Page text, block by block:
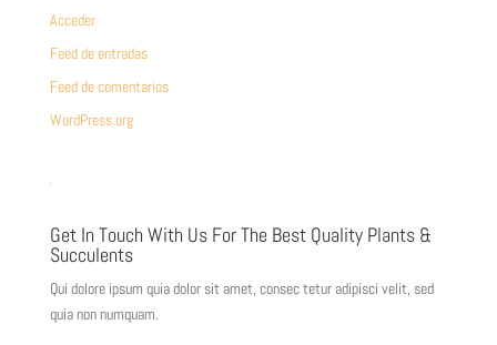
Acceder
Feed de entradas
Feed de comentarios
WordPress.org
Get In Touch With Us For The Best Quality Plants &
Succulents
Qui dolore ipsum quia dolor sit amet, consec tetur adipisci velit, sed
quia non numquam.